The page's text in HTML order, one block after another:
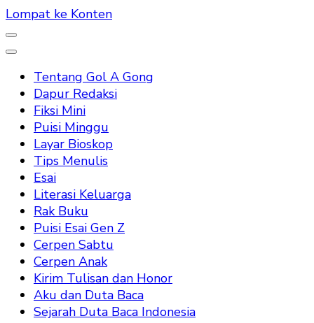
Lompat ke Konten
Tentang Gol A Gong
Dapur Redaksi
Fiksi Mini
Puisi Minggu
Layar Bioskop
Tips Menulis
Esai
Literasi Keluarga
Rak Buku
Puisi Esai Gen Z
Cerpen Sabtu
Cerpen Anak
Kirim Tulisan dan Honor
Aku dan Duta Baca
Sejarah Duta Baca Indonesia